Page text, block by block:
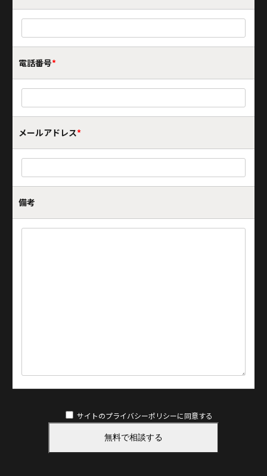
電話番号*
メールアドレス*
備考
サイトのプライバシーポリシーに同意する